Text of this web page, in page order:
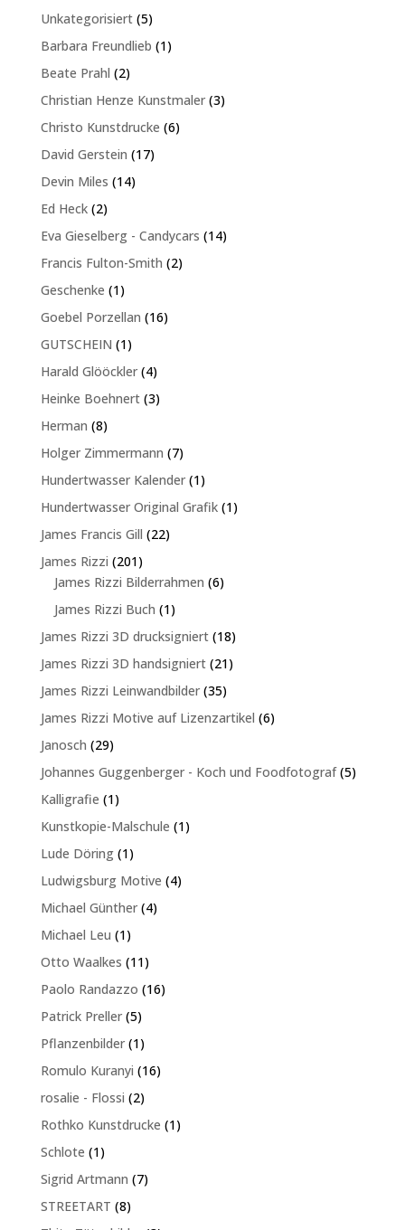
Unkategorisiert 55
Produkte
Barbara Freundlieb 11
Beate Prahl 22
Produkte
Christian Henze Kunstmaler 33
Christo Kunstdrucke 66
David Gerstein 1717
Devin Miles 1414
Ed Heck 22
Produkte
Eva Gieselberg - Candycars 1414
Francis Fulton-Smith 22
Geschenke 11
Produkt
Goebel Porzellan 1616
GUTSCHEIN 11
Produkt
Harald Glööckler 44
Produkte
Heinke Boehnert 33
Herman 88
Holger Zimmermann 77
Produkte
Hundertwasser Kalender 11
Produkt
Hundertwasser Original Grafik 11
James Francis Gill 2222
James Rizzi 201201
Produkte
James Rizzi Bilderrahmen 66
James Rizzi Buch 11
Produkt
James Rizzi 3D drucksigniert 1818
Produkte
James Rizzi 3D handsigniert 2121
James Rizzi Leinwandbilder 3535
Produkte
James Rizzi Motive auf Lizenzartikel 66
Janosch 2929
Produkte
Johannes Guggenberger - Koch und Foodfotograf 55
Kalligrafie 11
Produkt
Kunstkopie-Malschule 11
Lude Döring 11
Produkt
Ludwigsburg Motive 44
Michael Günther 44
Michael Leu 11
Produkt
Otto Waalkes 1111
Produkte
Paolo Randazzo 1616
Patrick Preller 55
Produkte
Pflanzenbilder 11
Produkt
Romulo Kuranyi 1616
rosalie - Flossi 22
Produkte
Rothko Kunstdrucke 11
Schlote 11
Produkt
Sigrid Artmann 77
STREETART 88
Produkte